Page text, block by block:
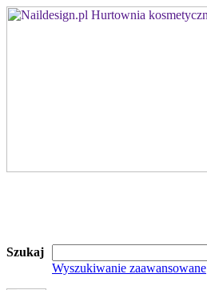
Szukaj
Wyszukiwanie zaawansowane